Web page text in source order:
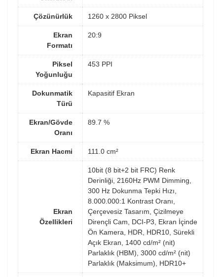
Çözünürlük 1260 x 2800 Piksel
Ekran
Formatı
20:9
Piksel
Yoğunluğu
453 PPI
Dokunmatik
Türü
Kapasitif Ekran
Ekran/Gövde
Oranı
89.7 %
Ekran Hacmi 111.0 cm²
Ekran
Özellikleri
10bit (8 bit+2 bit FRC) Renk
Derinliği, 2160Hz PWM Dimming,
300 Hz Dokunma Tepki Hızı,
8.000.000:1 Kontrast Oranı,
Çerçevesiz Tasarım, Çizilmeye
Dirençli Cam, DCI-P3, Ekran İçinde
Ön Kamera, HDR, HDR10, Sürekli
Açık Ekran, 1400 cd/m² (nit)
Parlaklık (HBM), 3000 cd/m² (nit)
Parlaklık (Maksimum), HDR10+